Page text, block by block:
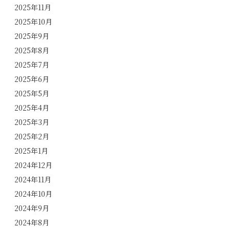
2025年11月
2025年10月
2025年9月
2025年8月
2025年7月
2025年6月
2025年5月
2025年4月
2025年3月
2025年2月
2025年1月
2024年12月
2024年11月
2024年10月
2024年9月
2024年8月